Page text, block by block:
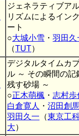
ジェネラティブア
リズムによるイン
ート
○大城小雪 ・ 羽田久
（TUT）
デジタルタイムカ
ル ～ その瞬間の記
残す砂場 ～
○正木萌楓 ・ 志村歩
白倉寛人
・ 沼田創
羽田久一 （東京工
大）